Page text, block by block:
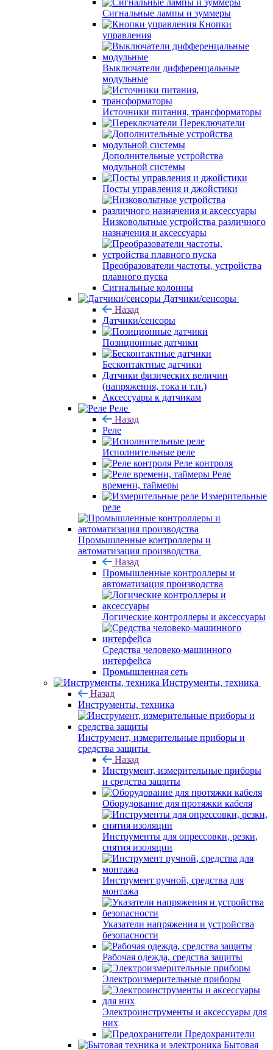
Сигнальные лампы и зуммеры
Кнопки
управления
Выключатели дифференцальные
модульные
Источники питания, трансформаторы
Переключатели
Дополнительные устройства
модульной системы
Посты управления и джойстики
Низковольтные устройства различного
назначения и аксессуары
Преобразователи частоты, устройства
плавного пуска
Сигнальные колонны
Датчики/сенсоры
Назад
Датчики/сенсоры
Позиционные датчики
Бесконтактные датчики
Датчики физических величин
(напряжения, тока и т.п.)
Аксессуары к датчикам
Реле
Назад
Реле
Исполнительные реле
Реле контроля
Реле
времени, таймеры
Измерительные
реле
Промышленные контроллеры и
автоматизация производства
Назад
Промышленные контроллеры и
автоматизация производства
Логические контроллеры и аксессуары
Средства человеко-машинного
интерфейса
Промышленная сеть
Инструменты, техника
Назад
Инструменты, техника
Инструмент, измерительные приборы и
средства защиты
Назад
Инструмент, измерительные приборы
и средства защиты
Оборудование для протяжки кабеля
Инструменты для опрессовки, резки,
снятия изоляции
Инструмент ручной, средства для
монтажа
Указатели напряжения и устройства
безопасности
Рабочая одежда, средства защиты
Электроизмерительные приборы
Электроинструменты и аксессуары для
них
Предохранители
Бытовая